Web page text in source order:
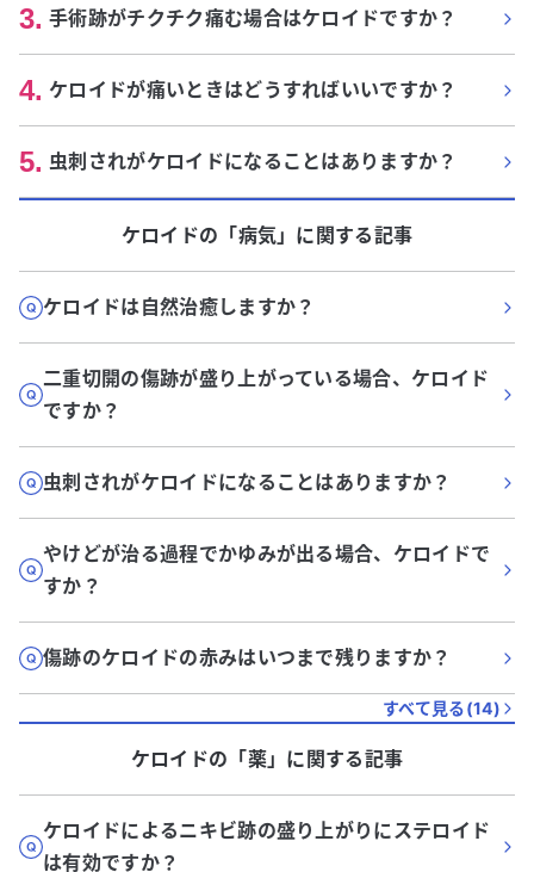
3. 手術跡がチクチク痛む場合はケロイドですか？
4. ケロイドが痛いときはどうすればいいですか？
5. 虫刺されがケロイドになることはありますか？
ケロイドの「病気」に関する記事
ケロイドは自然治癒しますか？
二重切開の傷跡が盛り上がっている場合、ケロイド
ですか？
虫刺されがケロイドになることはありますか？
やけどが治る過程でかゆみが出る場合、ケロイドで
すか？
傷跡のケロイドの赤みはいつまで残りますか？
すべて見る(14)
ケロイドの「薬」に関する記事
ケロイドによるニキビ跡の盛り上がりにステロイド
は有効ですか？